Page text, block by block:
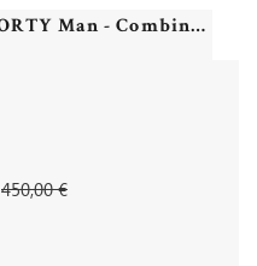
Zoggs RUSHER TOUR SHORTY Man - Combinaison Swimrun Homme
450,00 €